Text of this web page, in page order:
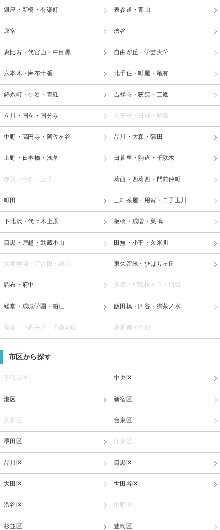
銀座・新橋・有楽町 表参道・青山
原宿 渋谷
恵比寿・代官山・中目黒 自由が丘・学芸大学
六本木・麻布十番 北千住・町屋・亀有
錦糸町・小岩・青砥 吉祥寺・荻窪・三鷹
立川・国立・国分寺 八王子・日野・昭島
中野・高円寺・阿佐ヶ谷 品川・大森・蒲田
上野・日本橋・浅草 日暮里・駒込・千駄木
赤羽・十条・王子 葛西・西葛西・門前仲町
町田 三軒茶屋・用賀・二子玉川
下北沢・代々木上原 板橋・成増・巣鴨
目黒・戸越・武蔵小山 田無・小平・久米川
大泉学園・江古田・練馬 東久留米・ひばりヶ丘
調布・府中 多摩・聖蹟桜ヶ丘・稲城
経堂・成城学園・狛江 飯田橋・四谷・御茶ノ水
笹塚・下高井戸・千歳烏山 東京都その他
市区から探す
千代田区 中央区
港区 新宿区
文京区 台東区
墨田区 江東区
品川区 目黒区
大田区 世田谷区
渋谷区 中野区
杉並区 豊島区